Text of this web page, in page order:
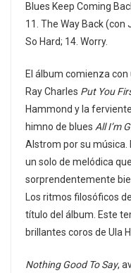
Blues Keep Coming
11. The Way Back (con
So Hard; 14. Worry.
El álbum comienza
Ray Charles Put You
Hammond y la
himno de blues All I’m
Alstrom por su música.
un solo de melódica
sorprendentemente
Los ritmos filosóficos de
título del álbum. Este
brillantes coros de Ula
Nothing Good To Say,